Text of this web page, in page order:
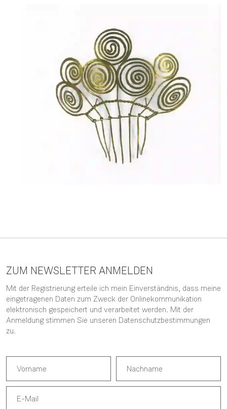
ZUM NEWSLETTER ANMELDEN
Mit der Registrierung erteile ich mein Einverständnis, dass meine
eingetragenen Daten zum Zweck der Onlinekommunikation
elektronisch gespeichert und verarbeitet werden. Mit der
Anmeldung stimmen Sie unseren Datenschutzbestimmungen
zu.